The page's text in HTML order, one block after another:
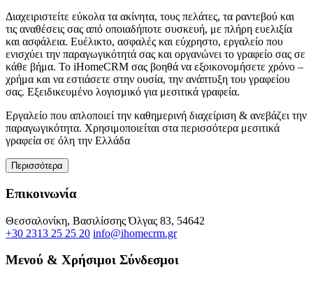
Διαχειριστείτε εύκολα τα ακίνητα, τους πελάτες, τα ραντεβού και
τις αναθέσεις σας από οποιαδήποτε συσκευή, με πλήρη ευελιξία
και ασφάλεια. Ευέλικτο, ασφαλές και εύχρηστο, εργαλείο που
ενισχύει την παραγωγικότητά σας και οργανώνει το γραφείο σας σε
κάθε βήμα. Το iHomeCRM σας βοηθά να εξοικονομήσετε χρόνο –
χρήμα και να εστιάσετε στην ουσία, την ανάπτυξη του γραφείου
σας. Εξειδικευμένο λογισμικό για μεσιτικά γραφεία.
Εργαλείο που απλοποιεί την καθημερινή διαχείριση & ανεβάζει την
παραγωγικότητα. Χρησιμοποιείται στα περισσότερα μεσιτικά
γραφεία σε όλη την Ελλάδα
Περισσότερα
Επικοινωνία
Θεσσαλονίκη, Βασιλίσσης Όλγας 83, 54642
+30 2313 25 25 20 info@ihomecrm.gr
Μενού & Χρήσιμοι Σύνδεσμοι